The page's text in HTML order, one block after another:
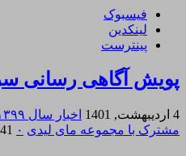
فیسبوک
لینکدین
پینترست
پویش آگاهی رسانی
4 اردیبهشت, 1401 اخبار سال ۱۳۹۹
مشترک با مجموعه مای لیدی ۰ 41